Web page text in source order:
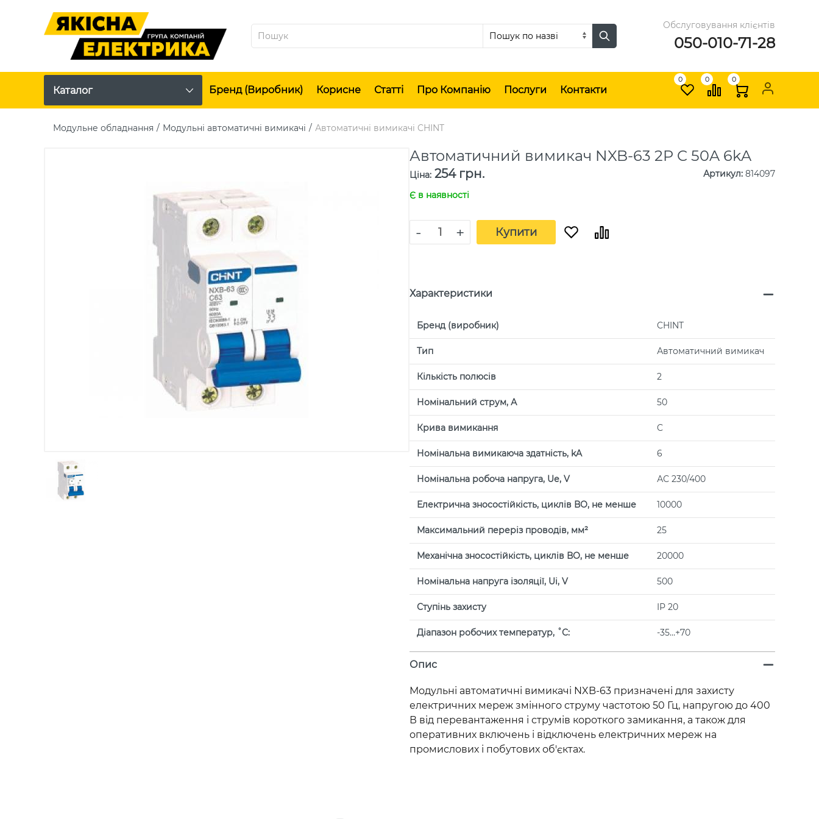
Обслуговування клієнтів
050-010-71-28
Каталог Бренд (виробник) Корисне Статті Про Компанію Послуги Контакти
0 0 0
Модульне обладнання Модульні автоматичні вимикачі Автоматичні вимикачі CHINT
Автоматичний вимикач NXB-63 2P C 50A 6kA
Ціна: 254 грн. Артикул: 814097
Є в наявності
- + Купити
Характеристики
Бренд (виробник) CHINT
Тип Автоматичний вимикач
Кількість полюсів 2
Номінальний струм, А 50
Крива вимикання C
Номінальна вимикаюча здатність, kA 6
Номінальна робоча напруга, Uе, V АС 230/400
Електрична зносостійкість, циклів ВО, не менше 10000
Максимальний переріз проводів, мм² 25
Механічна зносостійкість, циклів ВО, не менше 20000
Номінальна напруга ізоляції, Ui, V 500
Ступінь захисту IP 20
Діапазон робочих температур, ˚С: -35…+70
Опис
Модульні автоматичні вимикачі NXB-63 призначені для захисту
електричних мереж змінного струму частотою 50 Гц, напругою до 400
В від перевантаження і струмів короткого замикання, а також для
оперативних включень і відключень електричних мереж на
промислових і побутових об'єктах.